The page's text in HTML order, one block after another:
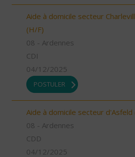
Aide à domicile secteur
(H/F)
08 - Ardennes
CDI
04/12/2025
POSTULER
Aide à domicile secteur d'Asfeld
08 - Ardennes
CDD
04/12/2025